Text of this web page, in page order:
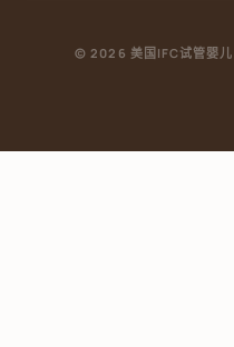
© 2026 美国IFC试管婴儿